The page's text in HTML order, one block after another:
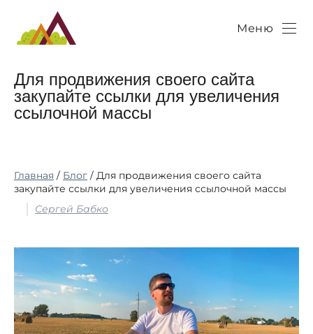
Меню
Для продвижения своего сайта
закупайте ссылки для увеличения
ссылочной массы
Главная / Блог / Для продвижения своего сайта
закупайте ссылки для увеличения ссылочной массы
Сергей Бабко